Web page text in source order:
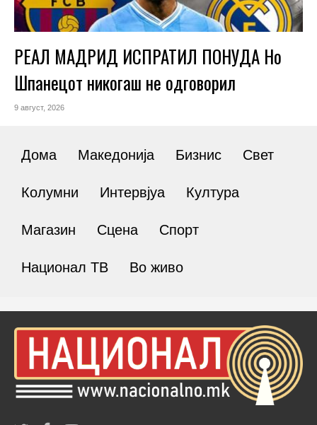
РЕАЛ МАДРИД ИСПРАТИЛ ПОНУДА Но
Шпанецот никогаш не одговорил
9 август, 2026
Дома Македонија Бизнис Свет
Колумни Интервјуа Култура
Магазин Сцена Спорт
Национал ТВ Во живо